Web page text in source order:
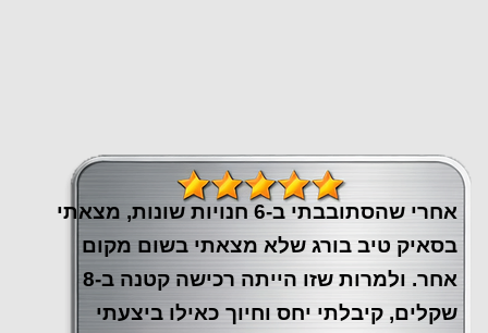
אחרי שהסתובבתי ב-6 חנויות שונות, מצאתי
בסאיק טיב בורג שלא מצאתי בשום מקום
אחר. ולמרות שזו הייתה רכישה קטנה ב-8
שקלים, קיבלתי יחס וחיוך כאילו ביצעתי